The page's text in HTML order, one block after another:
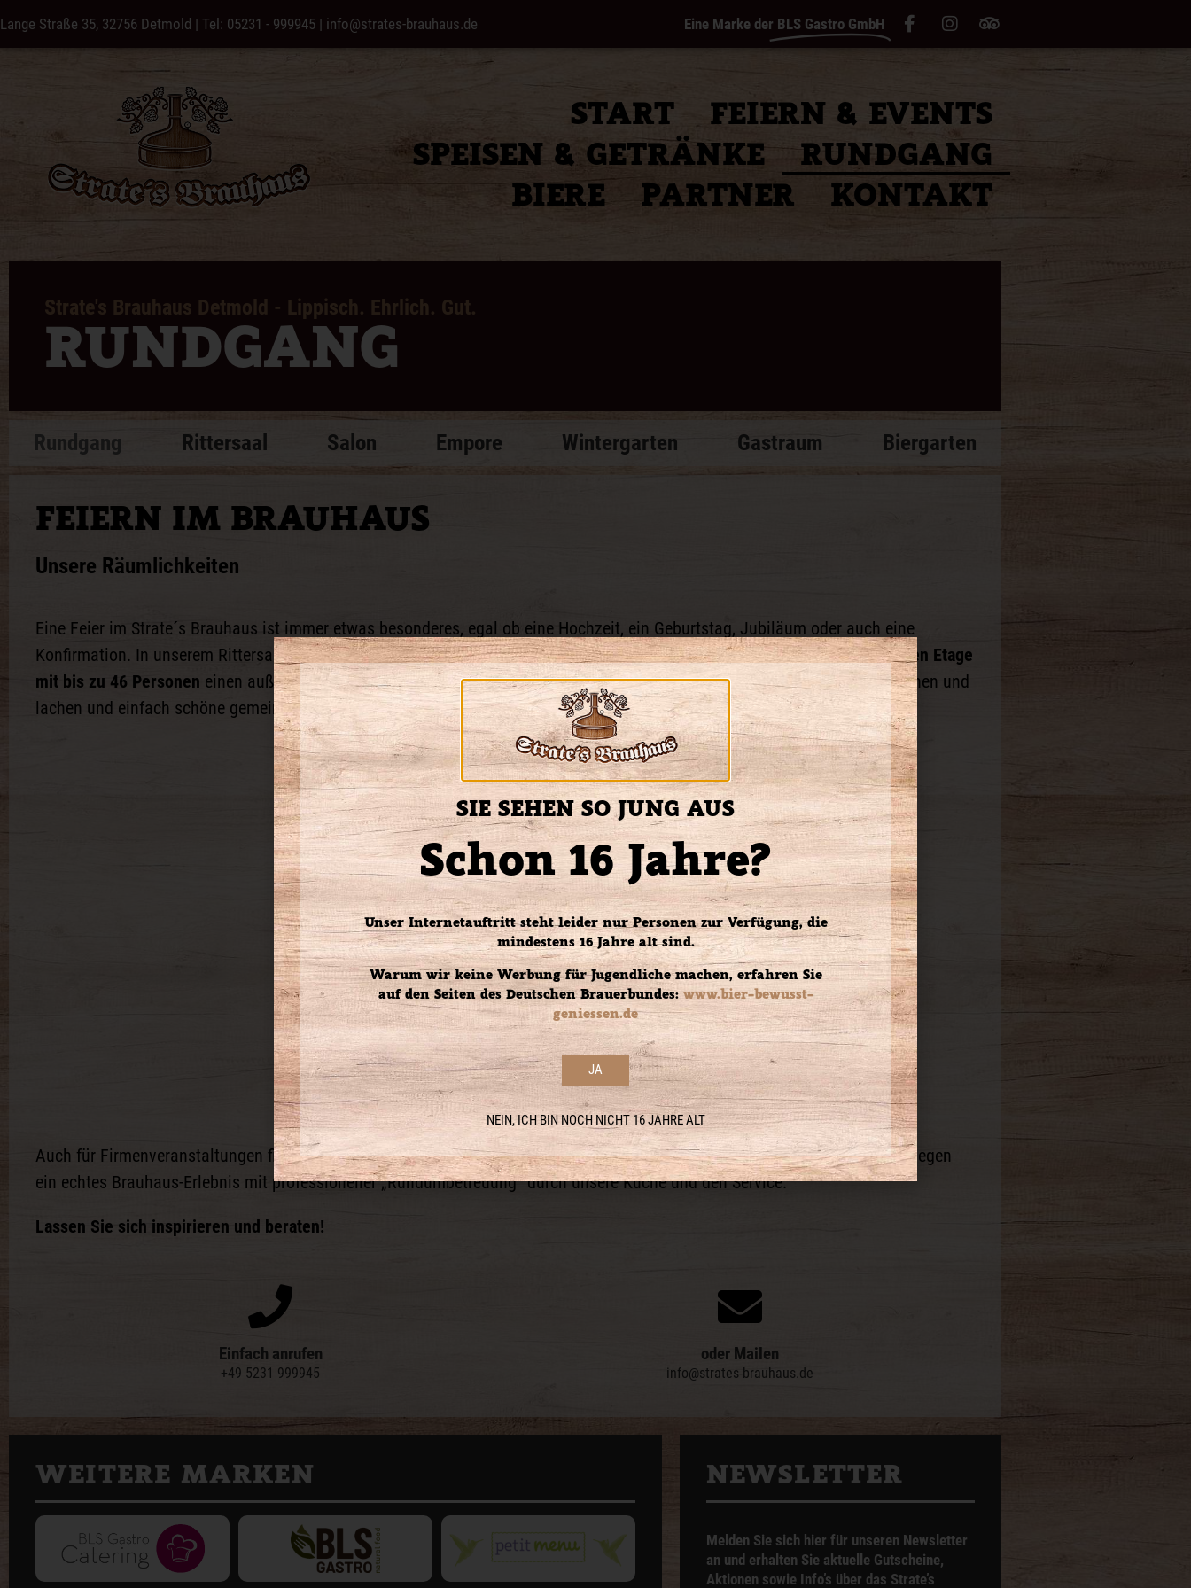
Lange Straße 35, 32756 Detmold | Tel: 05231 - 999945 | info@strates-brauhaus.de Eine Marke der BLS Gastro GmbH
START
FEIERN & EVENTS
SPEISEN & GETRÄNKE
RUNDGANG
BIERE
PARTNER KONTAKT
Strate's Brauhaus Detmold - Lippisch. Ehrlich. Gut.
RUNDGANG
Rundgang Rittersaal Salon Empore Wintergarten Gastraum Biergarten
FEIERN IM BRAUHAUS
Unsere Räumlichkeiten
Eine Feier im Strate´s Brauhaus ist immer etwas besonderes, egal ob eine Hochzeit, ein Geburtstag, Jubiläum oder auch eine
Konfirmation. In unserem Rittersaal findet zum Beispiel jede Familienfeier mit bis zu32 Personenund in dergesamten oberen Etage
mit bis zu 46 Personen einen außergewöhnlichen Rahmen, um ungestört zusammen zu schlemmen und genießen, zu quatschen und
lachen und einfach schöne gemeinsame Stunden zu verbringen.
Auch für Firmenveranstaltungen finden Sie bei uns immer ein passendes Angebot. Bieten Sie Ihren Kunden, Partnern und Kollegen
ein echtes Brauhaus-Erlebnis mit professioneller „Rundumbetreuung“ durch unsere Küche und den Service.
Lassen Sie sich inspirieren und beraten!
Einfach anrufen
+49 5231 999945
oder Mailen
info@strates-brauhaus.de
WEITERE MARKEN NEWS­LETTER
Melden Sie sich hier für unseren Newsletter
an und erhalten Sie aktuelle Gutscheine,
Aktionen sowie Info’s über das Strate’s
SIE SEHEN SO JUNG AUS
Schon 16 Jahre?
Unser Internetauftritt steht leider nur Personen zur Verfügung, die
mindestens 16 Jahre alt sind.
Warum wir keine Werbung für Jugendliche machen, erfahren Sie
auf den Seiten des Deutschen Brauerbundes: www.bier-bewusst-
geniessen.de
JA
NEIN, ICH BIN NOCH NICHT 16 JAHRE ALT